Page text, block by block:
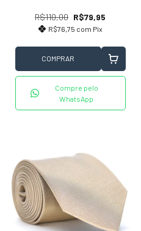
R$110,00 R$79,95
R$76,75 com Pix
COMPRAR
Compre pelo
WhatsApp